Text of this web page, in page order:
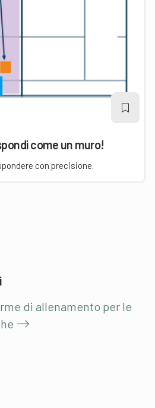
come un muro!
con precisione.
di allenamento per le